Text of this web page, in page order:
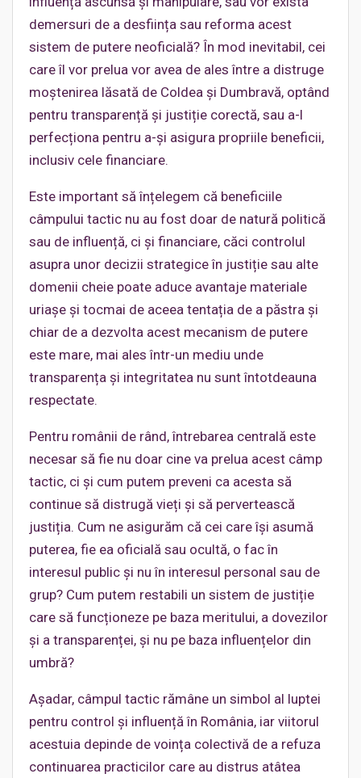
demersuri de a desființa sau reforma acest
sistem de putere neoficială? În mod inevitabil, cei
care îl vor prelua vor avea de ales între a distruge
moștenirea lăsată de Coldea și Dumbravă, optând
pentru transparență și justiție corectă, sau a-l
perfecționa pentru a-și asigura propriile beneficii,
inclusiv cele financiare.
Este important să înțelegem că beneficiile
câmpului tactic nu au fost doar de natură politică
sau de influență, ci și financiare, căci controlul
asupra unor decizii strategice în justiție sau alte
domenii cheie poate aduce avantaje materiale
uriașe și tocmai de aceea tentația de a păstra și
chiar de a dezvolta acest mecanism de putere
este mare, mai ales într-un mediu unde
transparența și integritatea nu sunt întotdeauna
respectate.
Pentru românii de rând, întrebarea centrală este
necesar să fie nu doar cine va prelua acest câmp
tactic, ci și cum putem preveni ca acesta să
continue să distrugă vieți și să pervertească
justiția. Cum ne asigurăm că cei care își asumă
puterea, fie ea oficială sau ocultă, o fac în
interesul public și nu în interesul personal sau de
grup? Cum putem restabili un sistem de justiție
care să funcționeze pe baza meritului, a dovezilor
și a transparenței, și nu pe baza influențelor din
umbră?
Așadar, câmpul tactic rămâne un simbol al luptei
pentru control și influență în România, iar viitorul
acestuia depinde de voința colectivă de a refuza
continuarea practicilor care au distrus atâtea